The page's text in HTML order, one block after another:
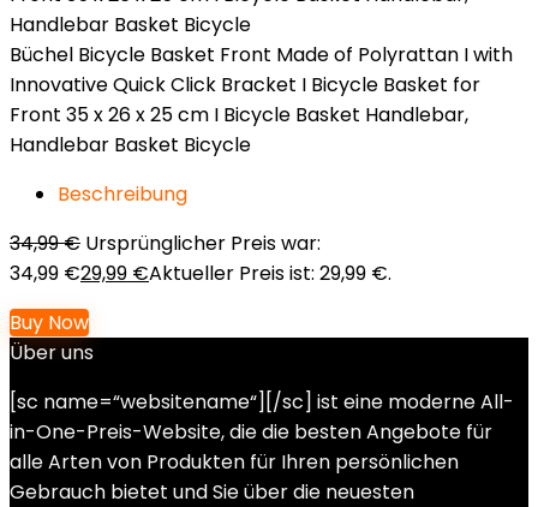
Büchel Bicycle Basket Front Made of Polyrattan I with
Innovative Quick Click Bracket I Bicycle Basket for
Front 35 x 26 x 25 cm I Bicycle Basket Handlebar,
Handlebar Basket Bicycle
Beschreibung
34,99€ Ursprünglicher Preis war:
34,99 €29,99 €Aktueller Preis ist: 29,99 €.
Buy Now
Über uns
[sc name=“websitename“][/sc] ist eine moderne All-
in-One-Preis-Website, die die besten Angebote für
alle Arten von Produkten für Ihren persönlichen
Gebrauch bietet und Sie über die neuesten